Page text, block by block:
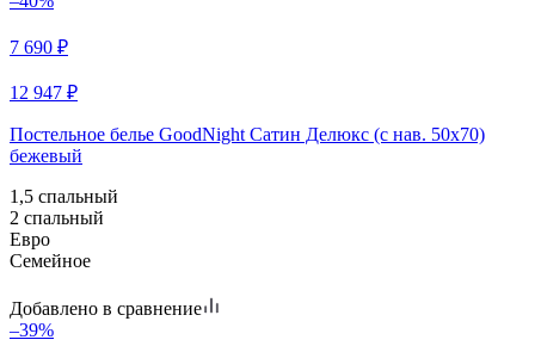
7 690 ₽
12 947 ₽
Постельное белье GoodNight Сатин Делюкс (с нав. 50х70)
бежевый
1,5 спальный
2 спальный
Евро
Семейное
Добавлено в сравнение
–39%